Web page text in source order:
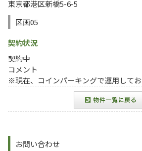
東京都港区新橋5-6-5
区画05
契約状況
契約中
コメント
※現在、コインパーキングで運用してお
お問い合わせ